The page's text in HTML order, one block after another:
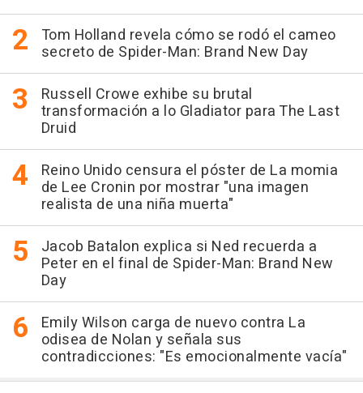
Tom Holland revela cómo se rodó el cameo
secreto de Spider-Man: Brand New Day
Russell Crowe exhibe su brutal
transformación a lo Gladiator para The Last
Druid
Reino Unido censura el póster de La momia
de Lee Cronin por mostrar "una imagen
realista de una niña muerta"
Jacob Batalon explica si Ned recuerda a
Peter en el final de Spider-Man: Brand New
Day
Emily Wilson carga de nuevo contra La
odisea de Nolan y señala sus
contradicciones: "Es emocionalmente vacía"